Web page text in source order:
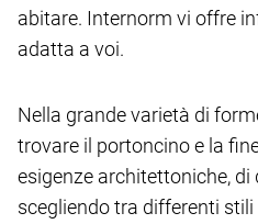
abitare. Internorm vi offre
adatta a voi.
Nella grande varietà di
trovare il portoncino e la
esigenze architettoniche,
scegliendo tra differenti